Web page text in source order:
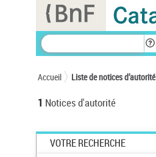
Accueil Liste de notices d’autorité
1 Notices d'autorité
VOTRE RECHERCHE
Panneau de gestion des cookies